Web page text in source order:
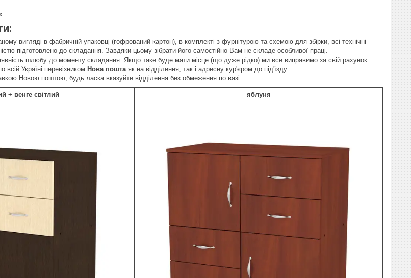
вигляді в фабричній упаковці (гофрований картон), в комплекті з фурнітурою та схемою для збірки, всі технічні
підготовлено до складання. Завдяки цьому зібрати його самостійно Вам не складе особливої праці.
шлюбу до моменту складання. Якщо таке буде мати місце (що дуже рідко) ми все виправимо за свій рахунок.
Україні перевізником Нова пошта як на відділення, так і адресну кур'єром до під'їзду.
Новою поштою, будь ласка вказуйте відділення без обмеження по вазі
+ венге світлий яблуня